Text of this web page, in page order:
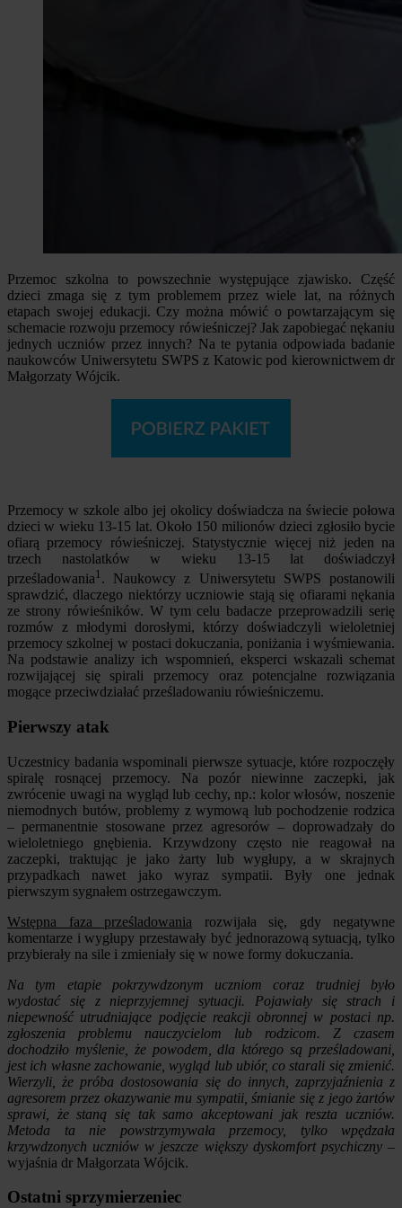
Przemoc szkolna to powszechnie występujące zjawisko. Część
dzieci zmaga się z tym problemem przez wiele lat, na różnych
etapach swojej edukacji. Czy można mówić o powtarzającym się
schemacie rozwoju przemocy rówieśniczej? Jak zapobiegać nękaniu
jednych uczniów przez innych? Na te pytania odpowiada badanie
naukowców Uniwersytetu SWPS z Katowic pod kierownictwem dr
Małgorzaty Wójcik.
Przemocy w szkole albo jej okolicy doświadcza na świecie połowa
dzieci w wieku 13-15 lat. Około 150 milionów dzieci zgłosiło bycie
ofiarą przemocy rówieśniczej. Statystycznie więcej niż jeden na
trzech nastolatków w wieku 13-15 lat doświadczył
prześladowania1 . Naukowcy z Uniwersytetu SWPS postanowili
sprawdzić, dlaczego niektórzy uczniowie stają się ofiarami nękania
ze strony rówieśników. W tym celu badacze przeprowadzili serię
rozmów z młodymi dorosłymi, którzy doświadczyli wieloletniej
przemocy szkolnej w postaci dokuczania, poniżania i wyśmiewania.
Na podstawie analizy ich wspomnień, eksperci wskazali schemat
rozwijającej się spirali przemocy oraz potencjalne rozwiązania
mogące przeciwdziałać prześladowaniu rówieśniczemu.
Pierwszy atak
Uczestnicy badania wspominali pierwsze sytuacje, które rozpoczęły
spiralę rosnącej przemocy. Na pozór niewinne zaczepki, jak
zwrócenie uwagi na wygląd lub cechy, np.: kolor włosów, noszenie
niemodnych butów, problemy z wymową lub pochodzenie rodzica
– permanentnie stosowane przez agresorów – doprowadzały do
wieloletniego gnębienia. Krzywdzony często nie reagował na
zaczepki, traktując je jako żarty lub wygłupy, a w skrajnych
przypadkach nawet jako wyraz sympatii. Były one jednak
pierwszym sygnałem ostrzegawczym.
Wstępna faza prześladowania rozwijała się, gdy negatywne
komentarze i wygłupy przestawały być jednorazową sytuacją, tylko
przybierały na sile i zmieniały się w nowe formy dokuczania.
Na tym etapie pokrzywdzonym uczniom coraz trudniej było
wydostać się z nieprzyjemnej sytuacji. Pojawiały się strach i
niepewność utrudniające podjęcie reakcji obronnej w postaci np.
zgłoszenia problemu nauczycielom lub rodzicom. Z czasem
dochodziło myślenie, że powodem, dla którego są prześladowani,
jest ich własne zachowanie, wygląd lub ubiór, co starali się zmienić.
Wierzyli, że próba dostosowania się do innych, zaprzyjaźnienia z
agresorem przez okazywanie mu sympatii, śmianie się z jego żartów
sprawi, że staną się tak samo akceptowani jak reszta uczniów.
Metoda ta nie powstrzymywała przemocy, tylko wpędzała
krzywdzonych uczniów w jeszcze większy dyskomfort psychiczny–
wyjaśnia dr Małgorzata Wójcik.
Ostatni sprzymierzeniec